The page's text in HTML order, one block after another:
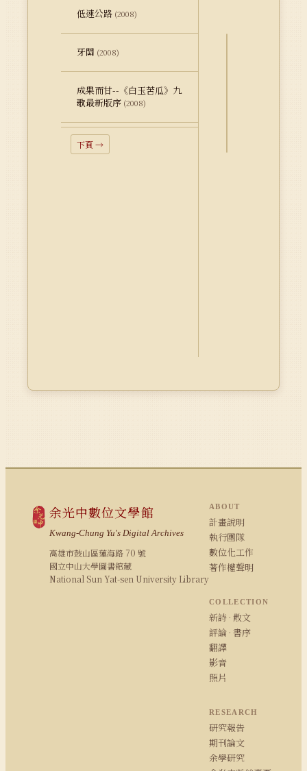
低速公路 (2008)
牙關 (2008)
成果而甘--《白玉苦瓜》九
歌最新版序 (2008)
下頁 →
余光中數位文學館
Kwang-Chung Yu's Digital Archives
高雄市鼓山區蓮海路 70 號
國立中山大學圖書館藏
National Sun Yat-sen University Library
ABOUT
計畫說明
執行團隊
數位化工作
著作權聲明
COLLECTION
新詩 · 散文
評論 · 書序
翻譯
影音
照片
RESEARCH
研究報告
期刊論文
余學研究